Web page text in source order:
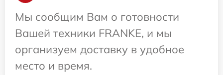
Мы сообщим Вам о готовности
Вашей техники FRANKE, и мы
организуем доставку в удобное
место и время.